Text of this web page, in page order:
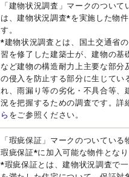
「建物状況調査」マークのついて
は、建物状況調査*を実施した物件
す。
*建物状況調査とは、国土交通省
習を修了した建築士が、建物の基
など建物の構造耐力上主要な部分
の侵入を防止する部分に生じてい
れ、雨漏り等の劣化・不具合等、
況を把握するための調査です。詳
ら をご参照ください。
「瑕疵保証」マークのついている
瑕疵保証*に加入可能な物件となり
*瑕疵保証とは、建物状況調査で